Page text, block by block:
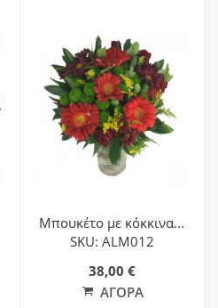
Μπουκέτο με κόκκινα...
SKU: ALM012
38,00 €
ΑΓΟΡΆ